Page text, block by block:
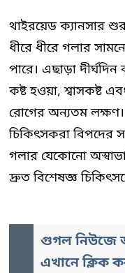
থাইরয়েড ক্যানসার
ধীরে ধীরে গলার
পারে। এছাড়া
কষ্ট হওয়া, শ্বাসকষ্ট
রোগের অন্যতম লক্ষণ।
চিকিৎসকরা বিপদের
গলার যেকোনো
দ্রুত বিশেষজ্ঞ
গুগল নিউজে
এখানে ক্লিক